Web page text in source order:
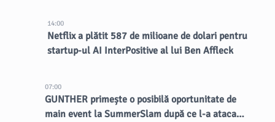
14:00
Netflix a plătit 587 de milioane de dolari pentru
startup-ul AI InterPositive al lui Ben Affleck
07:00
GUNTHER primește o posibilă oportunitate de
main event la SummerSlam după ce l-a atacat